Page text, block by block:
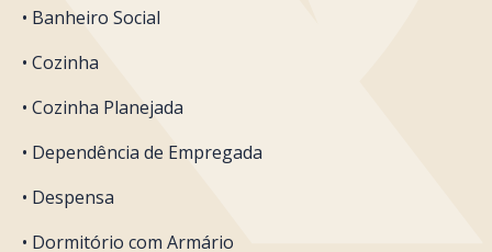
• Banheiro Social
• Cozinha
• Cozinha Planejada
• Dependência de Empregada
• Despensa
• Dormitório com Armário